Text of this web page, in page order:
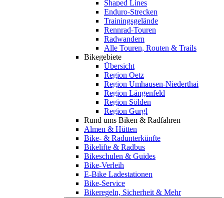
Shaped Lines
Enduro-Strecken
Trainingsgelände
Rennrad-Touren
Radwandern
Alle Touren, Routen & Trails
Bikegebiete
Übersicht
Region Oetz
Region Umhausen-Niederthai
Region Längenfeld
Region Sölden
Region Gurgl
Rund ums Biken & Radfahren
Almen & Hütten
Bike- & Radunterkünfte
Bikelifte & Radbus
Bikeschulen & Guides
Bike-Verleih
E-Bike Ladestationen
Bike-Service
Bikeregeln, Sicherheit & Mehr